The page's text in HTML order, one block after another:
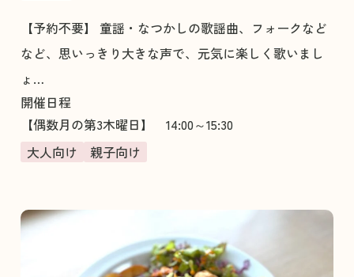
【予約不要】 童謡・なつかしの歌謡曲、フォークなど
など、思いっきり大きな声で、元気に楽しく歌いまし
ょ…
開催日程
【偶数月の第3木曜日】 14:00～15:30
大人向け
親子向け